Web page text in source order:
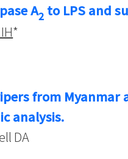
A2 to LPS and
*
from
analysis.
DA